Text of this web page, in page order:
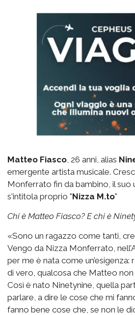
Matteo Fiasco , 26 anni, alias
emergente artista musicale.
Monferrato fin da bambino, il
s'intitola proprio "Nizza M.to"
Chi è Matteo Fiasco? E chi è
«Sono un ragazzo come tanti,
Vengo da Nizza Monferrato,
per me è nata come
di vero, qualcosa che Matteo non
Così è nato Ninetynine, quella
parlare, a dire le cose che mi
fanno bene cose che, se non le